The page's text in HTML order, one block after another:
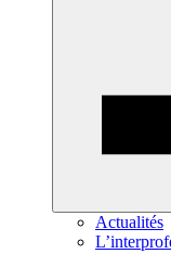
Actualités